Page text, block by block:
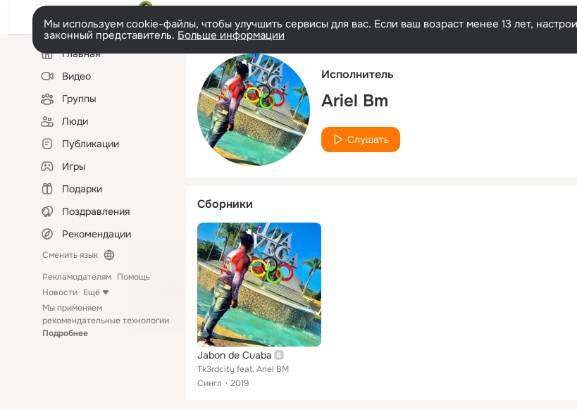
Мы используем cookie-файлы, чтобы улучшить сервисы для вас. Если ваш возраст менее 13 лет,
законный представитель. Больше информации
Левая
колонкаГлавная
Видео
Группы
Люди
Публикации
Игры
Подарки
Поздравления
Рекомендации
Сменить язык
Рекламодателям Помощь
Новости Ещё
Мы применяем
рекомендательные технологии
Подробнее
Исполнитель
Ariel Bm
Слушать
Сборники
Jabon de Cuaba
Tk3rdcity feat. Ariel BM
Сингл
2019